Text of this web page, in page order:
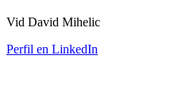
Vid David Mihelic
Perfil en LinkedIn